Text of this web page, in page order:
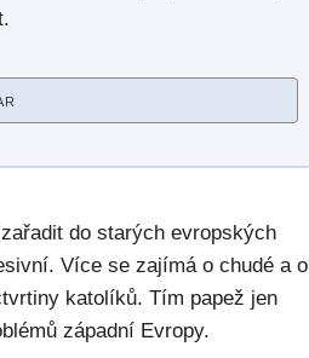
do starých evropských
Více se zajímá o chudé a o
katolíků. Tím papež jen
západní Evropy.